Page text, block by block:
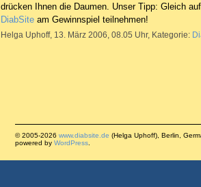
drücken Ihnen die Daumen. Unser Tipp: Gleich
DiabSite am Gewinnspiel teilnehmen!
Helga Uphoff, 13. März 2006, 08.05 Uhr, Kategorie:
© 2005-2026 www.diabsite.de (Helga Uphoff), Berlin,
powered by WordPress.